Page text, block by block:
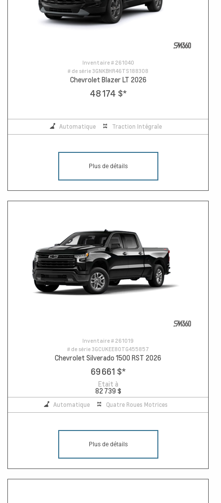
Inventaire # 261040
# de série3GNKBHR46TS188308
Chevrolet Blazer LT 2026
48 174 $*
Automatique Traction Intégrale
Plus de détails
Inventaire # 261019
# de série3GCUKEE80TG455857
Chevrolet Silverado 1500 RST 2026
69 661 $*
Etait à
82 739 $
Automatique Quatre Roues Motrices
Plus de détails